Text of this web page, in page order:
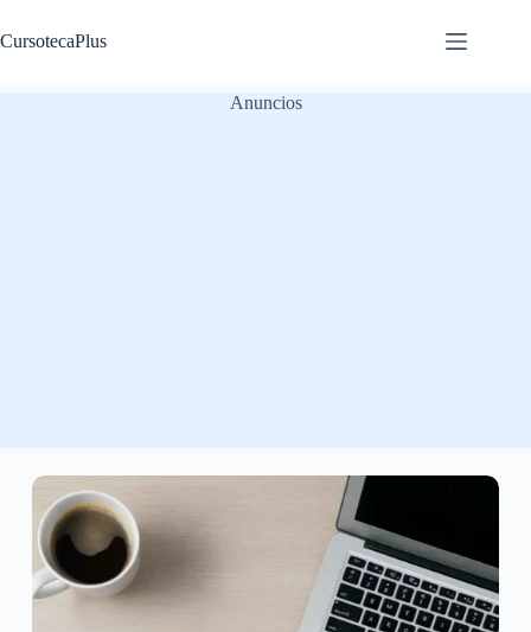
al
contenido
CursotecaPlus
Anuncios